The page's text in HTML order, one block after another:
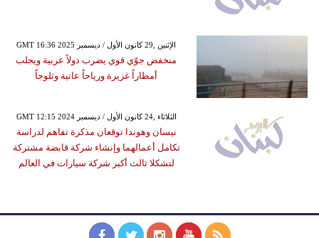
GMT 16:36 2025 الإثنين ,29 كانون الأول / ديسمبر
منخفض جوّي قوي يضرب دولاً عربية ويجلب
أمطاراً غزيرة ورياحاً عاتية وثلوجاً
GMT 12:15 2024 الثلاثاء ,24 كانون الأول / ديسمبر
نيسان وهوندا توقعان مذكرة تفاهم لدراسة
تكامل أعمالهما وإنشاء شركة قابضة مشتركة
لتشكلا ثالث أكبر شركة سيارات في العالم